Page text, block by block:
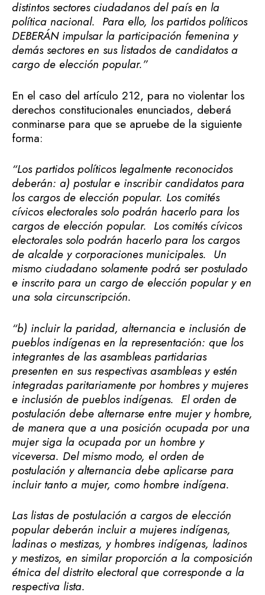
distintos sectores ciudadanos del país en la
política nacional. Para ello, los partidos políticos
DEBERÁN impulsar la participación femenina y
demás sectores en sus listados de candidatos a
cargo de elección popular.”
En el caso del artículo 212, para no violentar los
derechos constitucionales enunciados, deberá
conminarse para que se apruebe de la siguiente
forma:
“Los partidos políticos legalmente reconocidos
deberán: a) postular e inscribir candidatos para
los cargos de elección popular. Los comités
cívicos electorales solo podrán hacerlo para los
cargos de elección popular. Los comités cívicos
electorales solo podrán hacerlo para los cargos
de alcalde y corporaciones municipales. Un
mismo ciudadano solamente podrá ser postulado
e inscrito para un cargo de elección popular y en
una sola circunscripción.
“b) incluir la paridad, alternancia e inclusión de
pueblos indígenas en la representación: que los
integrantes de las asambleas partidarias
presenten en sus respectivas asambleas y estén
integradas paritariamente por hombres y mujeres
e inclusión de pueblos indígenas. El orden de
postulación debe alternarse entre mujer y hombre,
de manera que a una posición ocupada por una
mujer siga la ocupada por un hombre y
viceversa. Del mismo modo, el orden de
postulación y alternancia debe aplicarse para
incluir tanto a mujer, como hombre indígena.
Las listas de postulación a cargos de elección
popular deberán incluir a mujeres indígenas,
ladinas o mestizas, y hombres indígenas, ladinos
y mestizos, en similar proporción a la composición
étnica del distrito electoral que corresponde a la
respectiva lista.